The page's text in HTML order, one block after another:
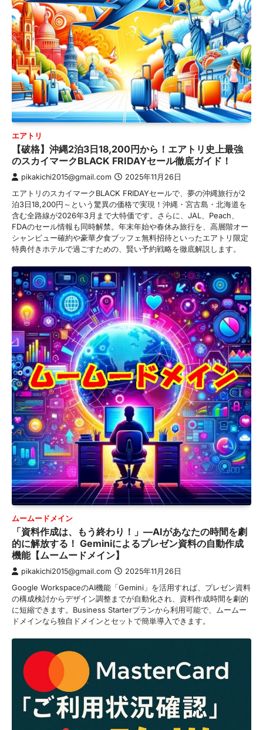
エアトリ
【破格】沖縄2泊3日18,200円から！エアトリ史上最強
のスカイマークBLACK FRIDAYセール徹底ガイド！
pikakichi2015@gmail.com 2025年11月26日
エアトリのスカイマークBLACK FRIDAYセールで、夢の沖縄旅行が2
泊3日18,200円～という驚異の価格で実現！沖縄・宮古島・北海道を
含む全路線が2026年3月まで大特価です。さらに、JAL、Peach、
FDAのセール情報も同時解禁。年末年始や春休み旅行を、高層階オー
シャンビュー確約や豪華夕食ブッフェ無料招待といったエアトリ限定
特典付きホテルで過ごすための、賢い予約戦略を徹底解説します。
ムームードメイン
「資料作成は、もう終わり！」—AIがあなたの時間を劇
的に解放する！ Geminiによるプレゼン資料の自動作成
機能【ムームードメイン】
pikakichi2015@gmail.com 2025年11月26日
Google WorkspaceのAI機能「Gemini」を活用すれば、プレゼン資料
の構成検討からデザイン調整までが自動化され、資料作成時間を劇的
に短縮できます。Business Starterプランから利用可能で、ムームー
ドメインなら独自ドメインとセットで簡単導入できます。